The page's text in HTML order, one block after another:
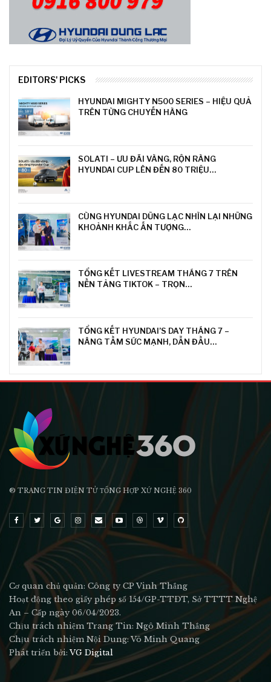
EDITORS' PICKS
HYUNDAI MIGHTY N500 SERIES – HIỆU QUẢ
TRÊN TỪNG CHUYẾN HÀNG
SOLATI – ƯU ĐÃI VÀNG, RỘN RÀNG
HYUNDAI CUP LÊN ĐẾN 80 TRIỆU…
CÙNG HYUNDAI DŨNG LẠC NHÌN LẠI NHỮNG
KHOẢNH KHẮC ẤN TƯỢNG…
TỔNG KẾT LIVESTREAM THÁNG 7 TRÊN
NỀN TẢNG TIKTOK – TRỌN…
TỔNG KẾT HYUNDAI’S DAY THÁNG 7 –
NÂNG TẦM SỨC MẠNH, DẪN ĐẦU…
® TRANG TIN ĐIỆN TỬ ТỔNG HỢP XỨ NGHỆ 360
Cơ quan chủ quản: Công ty CP Vinh Thắng
Hoạt động theo giấy phép số 154/GP-TTĐT, Sở TTTT Nghệ
An – Cấp ngày 06/04/2023.
Chịu trách nhiệm Trang Tin: Ngô Minh Thắng
Chịu trách nhiệm Nội Dung: Võ Minh Quang
Phát triển bởi:VG Digital